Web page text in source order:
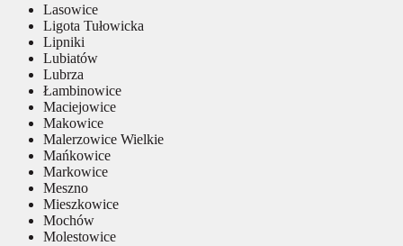
Lasowice
Ligota Tułowicka
Lipniki
Lubiatów
Lubrza
Łambinowice
Maciejowice
Makowice
Malerzowice Wielkie
Mańkowice
Markowice
Meszno
Mieszkowice
Mochów
Molestowice